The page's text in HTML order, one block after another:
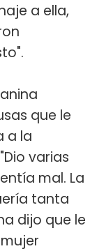
a ella,
que le
a la
varias
mal. La
tanta
dijo que le